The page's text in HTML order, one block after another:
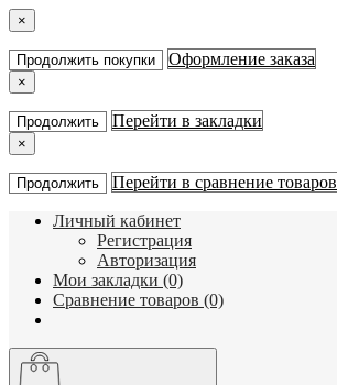
×
Продолжить покупки Оформление заказа
×
Продолжить Перейти в закладки
×
Продолжить Перейти в сравнение товаров
Личный кабинет
Регистрация
Авторизация
Мои закладки (0)
Сравнение товаров (0)